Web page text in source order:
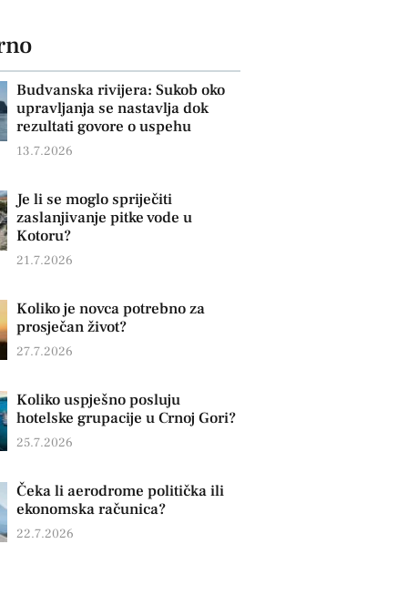
Budvanska rivijera: Sukob oko
upravljanja se nastavlja dok
rezultati govore o uspehu
13.7.2026
Je li se moglo spriječiti
zaslanjivanje pitke vode u
Kotoru?
21.7.2026
Koliko je novca potrebno za
prosječan život?
27.7.2026
Koliko uspješno posluju
hotelske grupacije u Crnoj Gori?
25.7.2026
Čeka li aerodrome politička ili
ekonomska računica?
22.7.2026